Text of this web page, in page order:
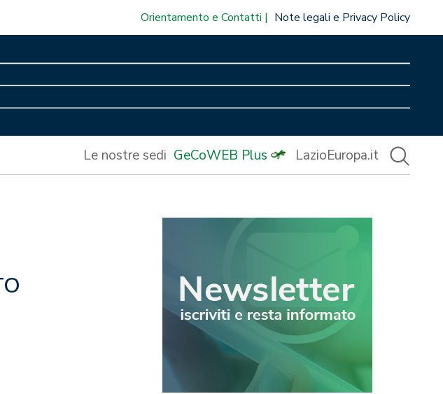
Orientamento e Contatti Note legali e Privacy Policy
Le nostre sedi GeCoWEB Plus LazioEuropa.it